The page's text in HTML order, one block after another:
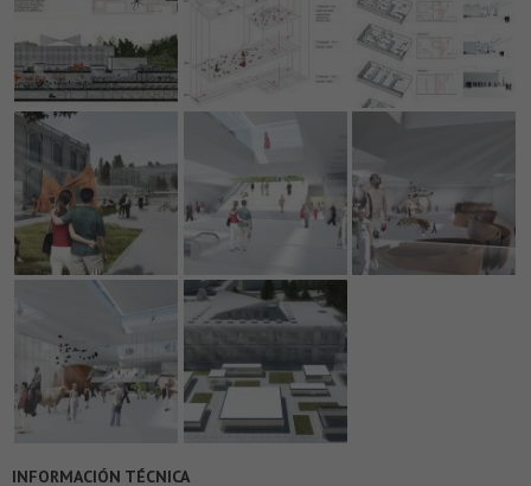
INFORMACIÓN TÉCNICA